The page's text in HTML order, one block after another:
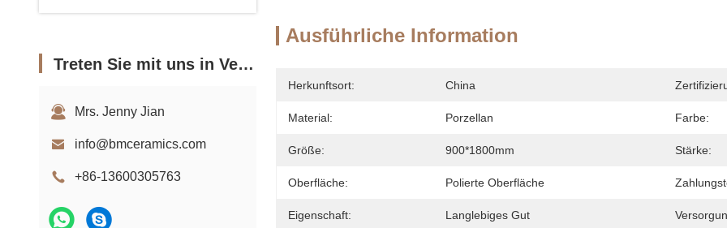
Treten Sie mit uns in Verbindung
Mrs. Jenny Jian
info@bmceramics.com
+86-13600305763
Ausführliche Information
Herkunftsort: China
Material: Porzellan Farbe:
Größe: 900*1800mm Stärke:
Oberfläche: Polierte Oberfläche
Eigenschaft: Langlebiges Gut